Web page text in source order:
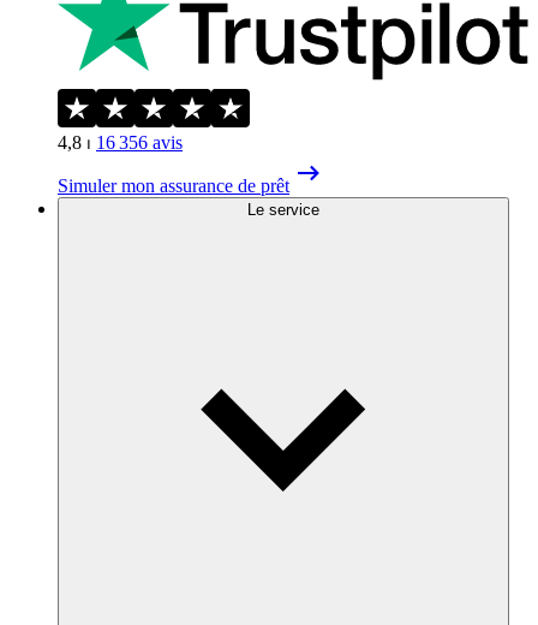
4,8 ⏐ 16 356 avis
Simuler mon assurance de prêt
Le service